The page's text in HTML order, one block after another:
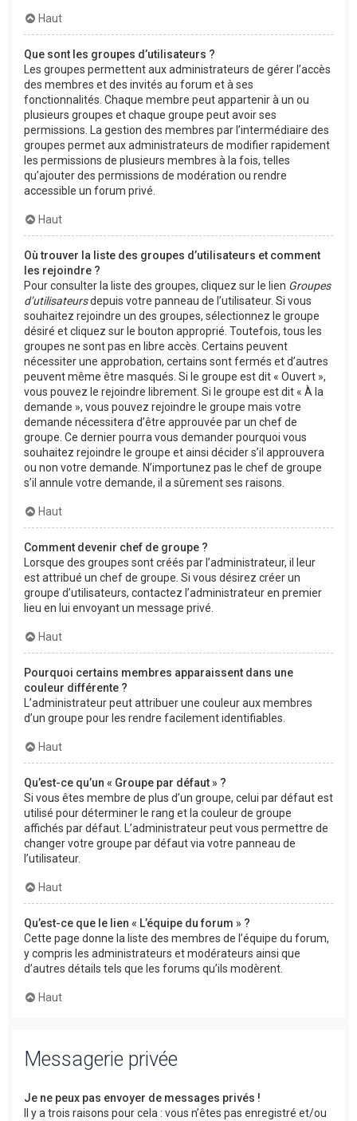
Haut
Que sont les groupes d’utilisateurs ?
Les groupes permettent aux administrateurs de gérer l’accès
des membres et des invités au forum et à ses
fonctionnalités. Chaque membre peut appartenir à un ou
plusieurs groupes et chaque groupe peut avoir ses
permissions. La gestion des membres par l’intermédiaire des
groupes permet aux administrateurs de modifier rapidement
les permissions de plusieurs membres à la fois, telles
qu’ajouter des permissions de modération ou rendre
accessible un forum privé.
Haut
Où trouver la liste des groupes d’utilisateurs et comment
les rejoindre ?
Pour consulter la liste des groupes, cliquez sur le lien Groupes
d’utilisateursdepuis votre panneau de l’utilisateur. Si vous
souhaitez rejoindre un des groupes, sélectionnez le groupe
désiré et cliquez sur le bouton approprié. Toutefois, tous les
groupes ne sont pas en libre accès. Certains peuvent
nécessiter une approbation, certains sont fermés et d’autres
peuvent même être masqués. Si le groupe est dit « Ouvert »,
vous pouvez le rejoindre librement. Si le groupe est dit « À la
demande », vous pouvez rejoindre le groupe mais votre
demande nécessitera d’être approuvée par un chef de
groupe. Ce dernier pourra vous demander pourquoi vous
souhaitez rejoindre le groupe et ainsi décider s’il approuvera
ou non votre demande. N’importunez pas le chef de groupe
s’il annule votre demande, il a sûrement ses raisons.
Haut
Comment devenir chef de groupe ?
Lorsque des groupes sont créés par l’administrateur, il leur
est attribué un chef de groupe. Si vous désirez créer un
groupe d’utilisateurs, contactez l’administrateur en premier
lieu en lui envoyant un message privé.
Haut
Pourquoi certains membres apparaissent dans une
couleur différente ?
L’administrateur peut attribuer une couleur aux membres
d’un groupe pour les rendre facilement identifiables.
Haut
Qu’est-ce qu’un « Groupe par défaut » ?
Si vous êtes membre de plus d’un groupe, celui par défaut est
utilisé pour déterminer le rang et la couleur de groupe
affichés par défaut. L’administrateur peut vous permettre de
changer votre groupe par défaut via votre panneau de
l’utilisateur.
Haut
Qu’est-ce que le lien « L’équipe du forum » ?
Cette page donne la liste des membres de l’équipe du forum,
y compris les administrateurs et modérateurs ainsi que
d’autres détails tels que les forums qu’ils modèrent.
Haut
Messagerie privée
Je ne peux pas envoyer de messages privés !
Il y a trois raisons pour cela : vous n’êtes pas enregistré et/ou